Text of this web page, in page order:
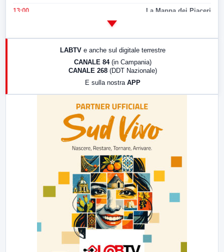
13:00 La Mappa dei Piaceri
LABTV e anche sul digitale terrestre
CANALE 84 (in Campania)
CANALE 268 (DDT Nazionale)
E sulla nostra APP